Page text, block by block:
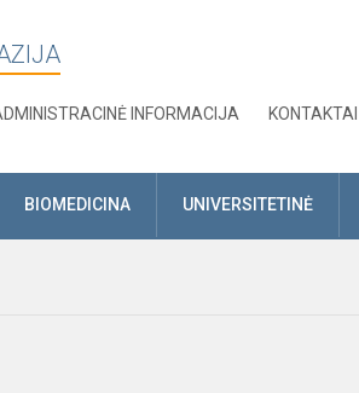
INFORMACIJA KONTAKTAI
BIOMEDICINA UNIVERSITETINĖ